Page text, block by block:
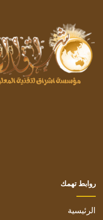
روابط تهمك
الرئيسية